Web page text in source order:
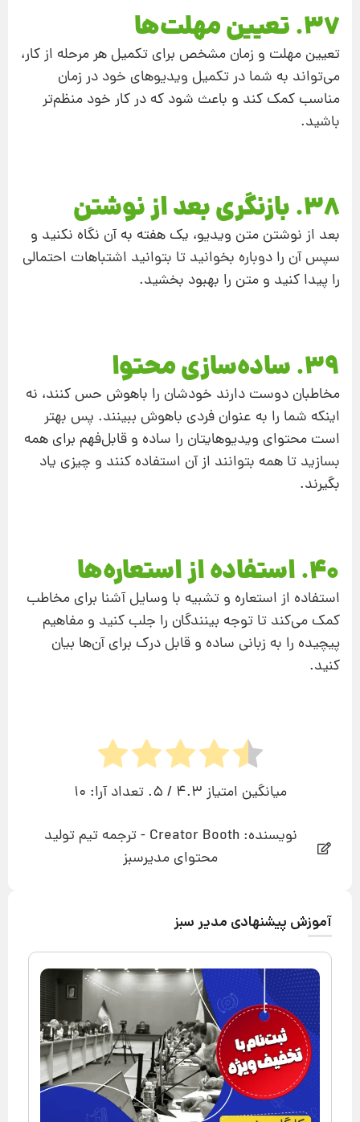
37. تعیین مهلت‌ها
تعیین مهلت و زمان مشخص برای تکمیل هر مرحله از کار،
می‌تواند به شما در تکمیل ویدیوهای خود در زمان
مناسب کمک کند و باعث شود که در کار خود منظم‌تر
باشید.
38. بازنگری بعد از نوشتن
بعد از نوشتن متن ویدیو، یک هفته به آن نگاه نکنید و
سپس آن را دوباره بخوانید تا بتوانید اشتباهات احتمالی
را پیدا کنید و متن را بهبود بخشید.
39. ساده‌سازی محتوا
مخاطبان دوست دارند خودشان را باهوش حس کنند، نه
اینکه شما را به عنوان فردی باهوش ببینند. پس بهتر
است محتوای ویدیوهایتان را ساده و قابل‌فهم برای همه
بسازید تا همه بتوانند از آن استفاده کنند و چیزی یاد
بگیرند.
40. استفاده از استعاره‌ها
استفاده از استعاره و تشبیه با وسایل آشنا برای مخاطب
کمک می‌کند تا توجه بینندگان را جلب کنید و مفاهیم
پیچیده را به زبانی ساده و قابل درک برای آن‌ها بیان
کنید.
میانگین امتیاز 4.3 / 5. تعداد آرا:
10
نویسنده: Creator Booth - ترجمه تیم تولید
محتوای مدیرسبز
آموزش پیشنهادی مدیر سبز